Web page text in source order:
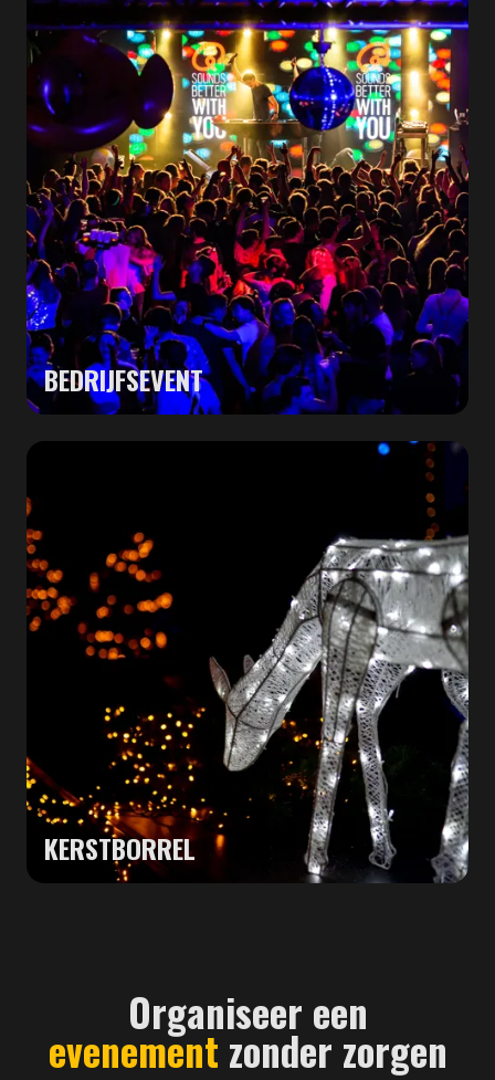
BEDRIJFSEVENT
KERSTBORREL
Organiseer een
evenement zonder zorgen